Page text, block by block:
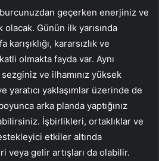
geçerken enerjiniz ve
Günün ilk yarısında
karışıklığı, kararsızlık ve
olmakta fayda var. Aynı
sezginiz ve ilhamınız yüksek
yaratıcı yaklaşımlar üzerinde de
arka planda yaptığınız
İşbirlikleri, ortaklıklar ve
etkiler altında
veya gelir artışları da olabilir.